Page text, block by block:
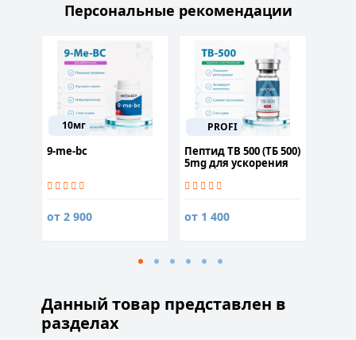
Персональные рекомендации
10мг
9-me-bc
от 2 900
PROFI
Пептид TB 500 (ТБ 500)
5mg для ускорения
метаболизма
от 1 400
Данный товар представлен в
разделах